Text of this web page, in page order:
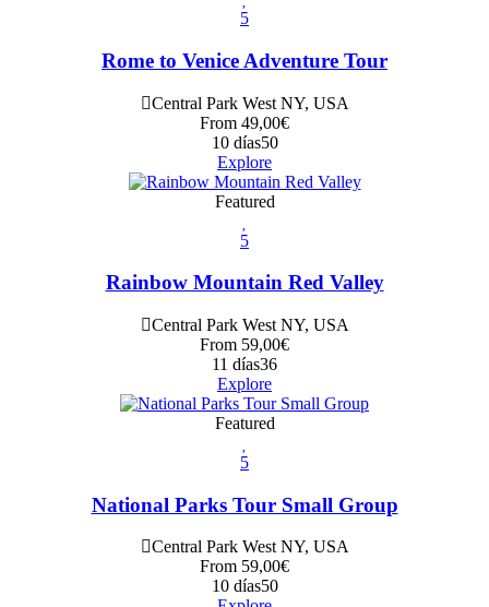
5
Rome to Venice Adventure Tour
Central Park West NY, USA
From 49,00€
10 días50
Explore
Featured
5
Rainbow Mountain Red Valley
Central Park West NY, USA
From 59,00€
11 días36
Explore
Featured
5
National Parks Tour Small Group
Central Park West NY, USA
From 59,00€
10 días50